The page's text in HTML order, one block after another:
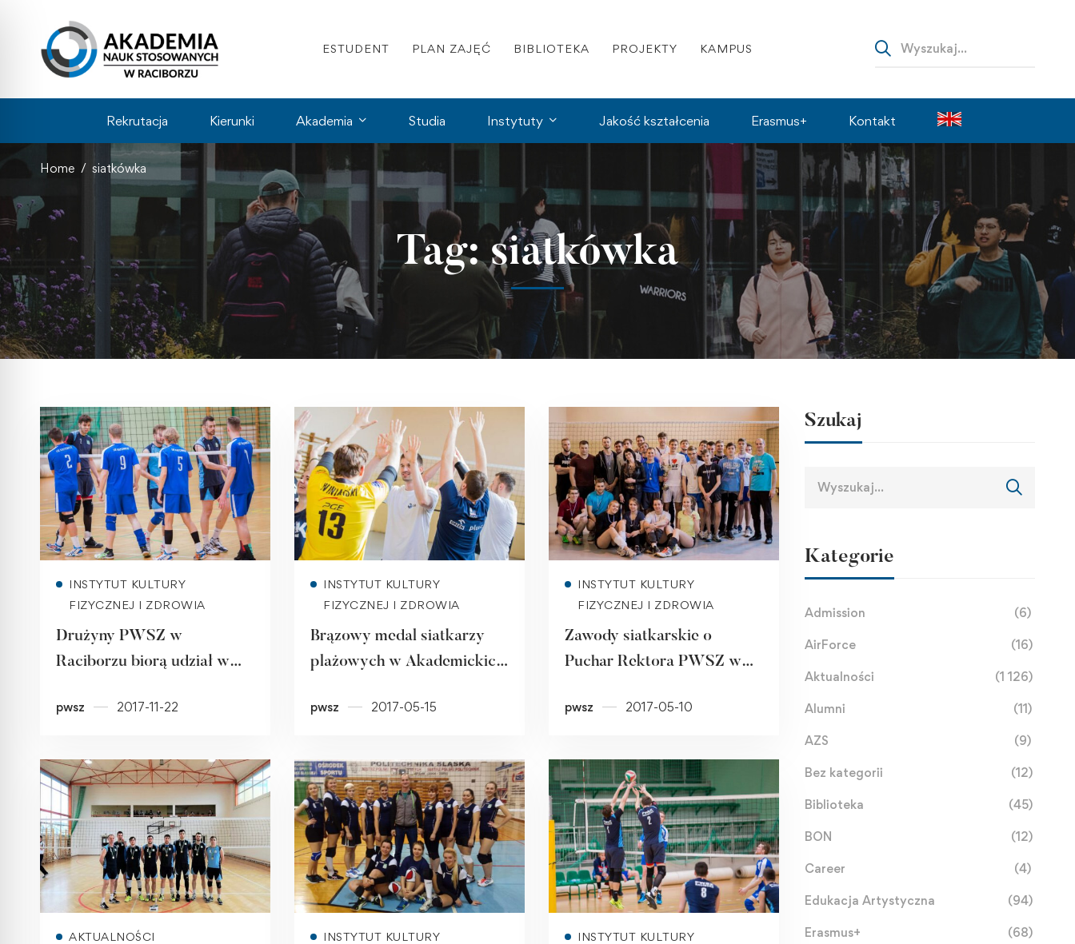
ESTUDENT PLAN ZAJĘĆ BIBLIOTEKA PROJEKTY KAMPUS
Rekrutacja Kierunki Akademia Studia Instytuty Jakość kształcenia Erasmus+ Kontakt
Home siatkówka
Tag: siatkówka
INSTYTUT KULTURY
FIZYCZNEJ I ZDROWIA
Drużyny PWSZ w
Raciborzu biorą udział w
w piłce siatkowej
pwsz 2017-11-22
INSTYTUT KULTURY
FIZYCZNEJ I ZDROWIA
Brązowy medal siatkarzy
plażowych w Akademickich
pwsz 2017-05-15
INSTYTUT KULTURY
FIZYCZNEJ I ZDROWIA
Zawody siatkarskie o
Puchar Rektora PWSZ w
pwsz 2017-05-10
Read more
AKTUALNOŚCI
INSTYTUT KULTURY
INSTYTUT KULTURY
Szukaj
Kategorie
Admission (6)
AirForce (16)
Aktualności (1 126)
Alumni (11)
AZS (9)
Bez kategorii (12)
Biblioteka (45)
BON (12)
Career (4)
Edukacja Artystyczna (94)
Erasmus+ (68)